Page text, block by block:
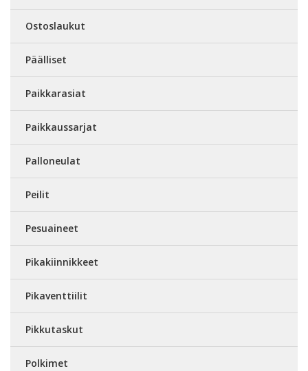
Ostoslaukut
Päälliset
Paikkarasiat
Paikkaussarjat
Palloneulat
Peilit
Pesuaineet
Pikakiinnikkeet
Pikaventtiilit
Pikkutaskut
Polkimet